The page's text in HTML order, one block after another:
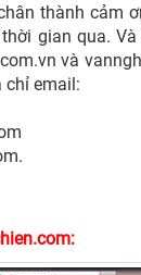
thành cảm
gian qua.
và
chỉ email: